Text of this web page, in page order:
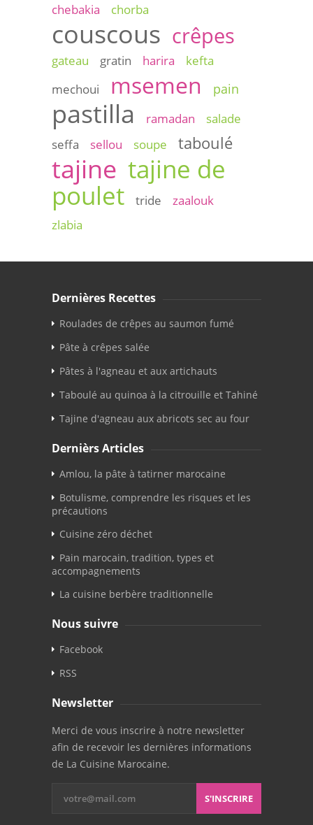
chebakia
chorba
couscous crêpes
gateau gratin harira
kefta
mechoui
msemen pain
pastilla ramadan
salade
seffa
sellou soupe taboulé
tajine tajine de
poulet
tride
zaalouk
zlabia
Dernières Recettes
Roulades de crêpes au saumon fumé
Pâte à crêpes salée
Pâtes à l'agneau et aux artichauts
Taboulé au quinoa à la citrouille et Tahiné
Tajine d'agneau aux abricots sec au four
Dernièrs Articles
Amlou, la pâte à tatirner marocaine
Botulisme, comprendre les risques et les
précautions
Cuisine zéro déchet
Pain marocain, tradition, types et
accompagnements
La cuisine berbère traditionnelle
Nous suivre
Facebook
RSS
Newsletter
Merci de vous inscrire à notre newsletter
afin de recevoir les dernières informations
de La Cuisine Marocaine.
S'INSCRIRE